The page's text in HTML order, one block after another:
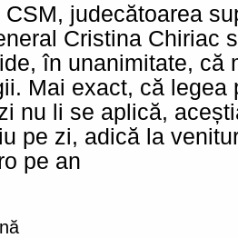
judecătoarea
Cristina Chiriac
în unanimitate, că
Mai exact, că legea
nu li se aplică,
pe zi, adică la
pe an